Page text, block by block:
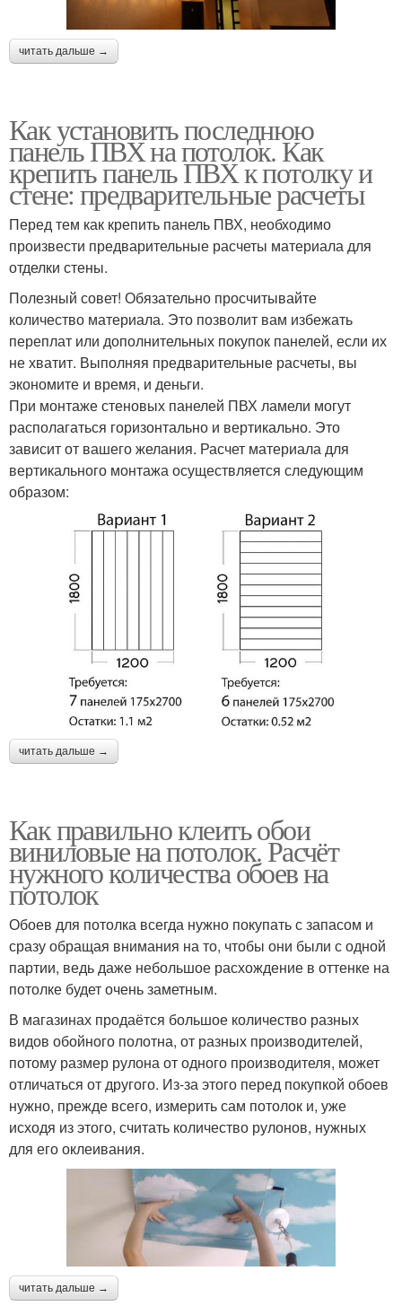
читать дальше →
Как установить последнюю
панель ПВХ на потолок. Как
крепить панель ПВХ к потолку и
стене: предварительные расчеты
Перед тем как крепить панель ПВХ, необходимо
произвести предварительные расчеты материала для
отделки стены.
Полезный совет! Обязательно просчитывайте
количество материала. Это позволит вам избежать
переплат или дополнительных покупок панелей, если их
не хватит. Выполняя предварительные расчеты, вы
экономите и время, и деньги.
При монтаже стеновых панелей ПВХ ламели могут
располагаться горизонтально и вертикально. Это
зависит от вашего желания. Расчет материала для
вертикального монтажа осуществляется следующим
образом:
читать дальше →
Как правильно клеить обои
виниловые на потолок. Расчёт
нужного количества обоев на
потолок
Обоев для потолка всегда нужно покупать с запасом и
сразу обращая внимания на то, чтобы они были с одной
партии, ведь даже небольшое расхождение в оттенке на
потолке будет очень заметным.
В магазинах продаётся большое количество разных
видов обойного полотна, от разных производителей,
потому размер рулона от одного производителя, может
отличаться от другого. Из-за этого перед покупкой обоев
нужно, прежде всего, измерить сам потолок и, уже
исходя из этого, считать количество рулонов, нужных
для его оклеивания.
читать дальше →